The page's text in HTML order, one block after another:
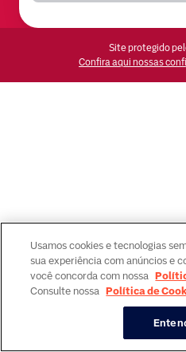
Site protegido
Confira aqui nossas
Usamos cookies e tecnologias
sua experiência com anúncios e
você concorda com nossa
Consulte nossa Política de